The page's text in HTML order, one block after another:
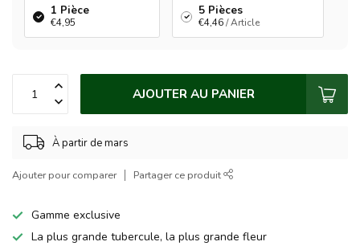
1 Pièce
€4,95
5 Pièces
€4,46/ Article
AJOUTER AU PANIER
À partir de mars
Ajouter pour comparer Partager ce produit
Gamme exclusive
La plus grande tubercule, la plus grande fleur